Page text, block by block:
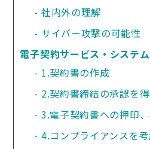
社内外の理解
サイバー攻撃の可能性
電子契約サービス・システ
1.契約書の作成
2.契約書締結の承認を
3.電子契約書への押印
4.コンプライアンスを